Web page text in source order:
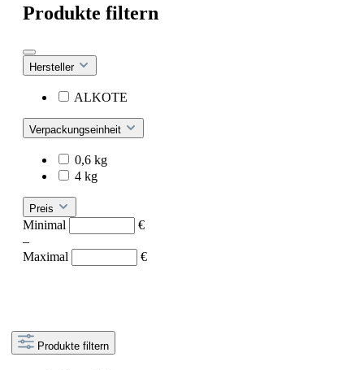
Produkte filtern
Hersteller
ALKOTE
Verpackungseinheit
0,6 kg
4 kg
Preis
Minimal
€
–
Maximal
€
Produkte filtern